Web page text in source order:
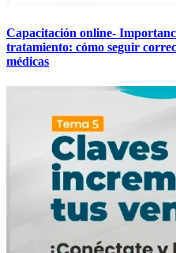
Capacitación online-
tratamiento: cómo seguir
médicas